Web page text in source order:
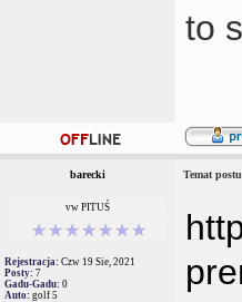
to
barecki Temat
vw PITUŚ
Rejestracja: Czw 19 Sie, 2021
Posty: 7
Gadu-Gadu: 0
Auto: golf 5